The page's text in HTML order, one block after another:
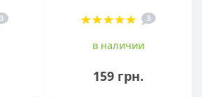
3 3
в наличии
159 грн.